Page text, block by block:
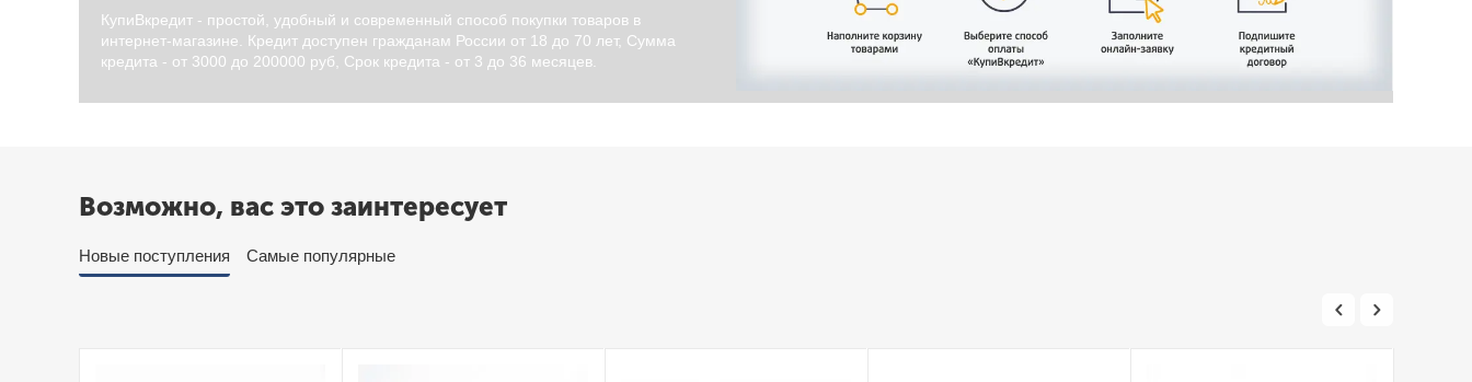
КупиВкредит - простой, удобный и современный способ покупки товаров в
интернет-магазине. Кредит доступен гражданам России от 18 до 70 лет, Сумма
кредита - от 3000 до 200000 руб, Срок кредита - от 3 до 36 месяцев.
Возможно, вас это заинтересует
Новые поступления Самые популярные